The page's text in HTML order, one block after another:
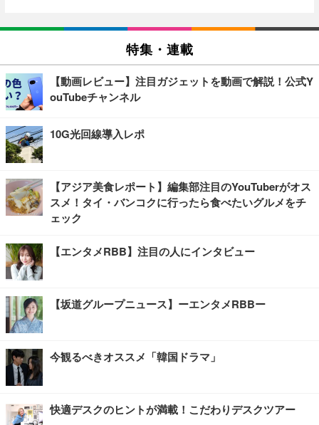
特集・連載
【動画レビュー】注目ガジェットを動画で解説！公式Y
ouTubeチャンネル
10G光回線導入レポ
【アジア美食レポート】編集部注目のYouTuberがオス
スメ！タイ・バンコクに行ったら食べたいグルメをチ
ェック
【エンタメRBB】注目の人にインタビュー
【坂道グループニュース】ーエンタメRBBー
今観るべきオススメ「韓国ドラマ」
快適デスクのヒントが満載！こだわりデスクツアー